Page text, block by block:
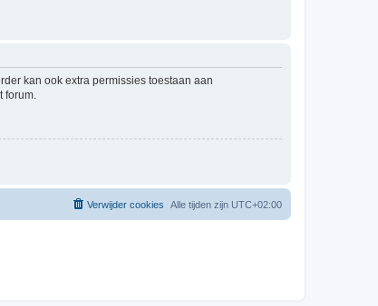
kan ook extra permissies toestaan aan
Alle tijden zijn UTC+02:00
Verwijder cookies